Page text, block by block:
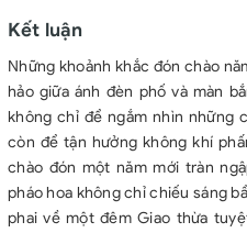
Kết luận
Những khoảnh khắc đón chào
hảo giữa ánh đèn phố và màn
không chỉ để ngắm nhìn những
còn để tận hưởng không khí
chào đón một năm mới tràn
pháo hoa không chỉ chiếu sáng
phai về một đêm Giao thừa